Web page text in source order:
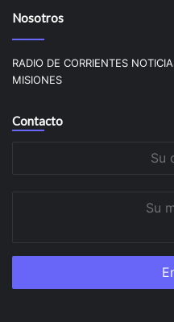
Nosotros
RADIO DE CORRIENTES
MISIONES
Contacto